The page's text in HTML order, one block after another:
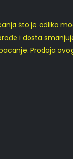
što je odlika
i dosta
Prodaja